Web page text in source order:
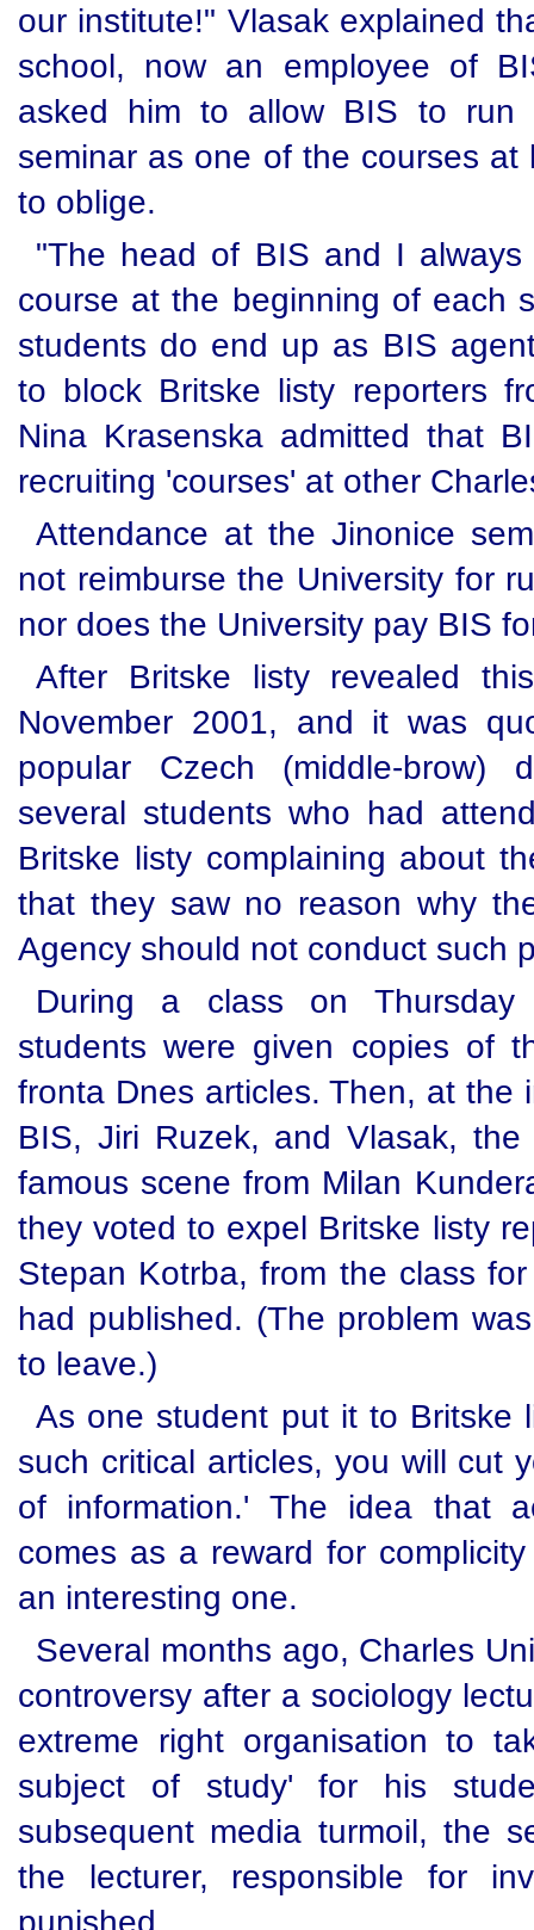
our institute!" Vlasak explained
school, now an employee of
asked him to allow BIS to run
seminar as one of the courses
to oblige.
"The head of BIS and I
course at the beginning of each
students do end up as BIS
to block Britske listy reporters
Nina Krasenska admitted that
recruiting 'courses' at other
Attendance at the Jinonice
not reimburse the University for
nor does the University pay BIS
After Britske listy revealed
November 2001, and it was
popular Czech (middle-brow)
several students who had
Britske listy complaining about
that they saw no reason why
Agency should not conduct such
During a class on
students were given copies of
fronta Dnes articles. Then, at the
BIS, Jiri Ruzek, and Vlasak,
famous scene from Milan
they voted to expel Britske listy
Stepan Kotrba, from the class
had published. (The problem
to leave.)
As one student put it to Britske
such critical articles, you will cut
of information.' The idea that
comes as a reward for
an interesting one.
Several months ago, Charles
controversy after a sociology
extreme right organisation to
subject of study' for his
subsequent media turmoil, the
the lecturer, responsible for
punished.